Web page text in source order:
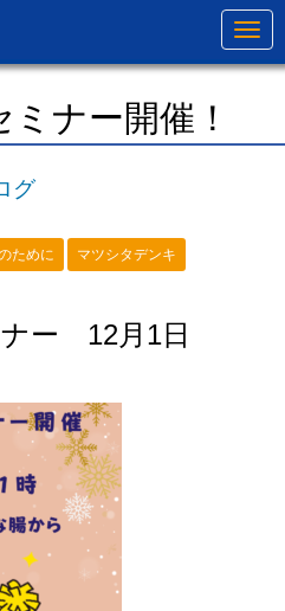
N
a
v
t
ナー開催！
グ
ために マツシタデンキ
ー 12月1日